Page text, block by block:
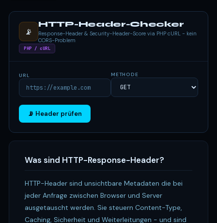
📡
HTTP-Header-Checker
Response-Header & Security-Header-Score via PHP cURL - kein
CORS-Problem
PHP / cURL
URL METHODE
📡 Header prüfen
Was sind HTTP-Response-Header?
HTTP-Header sind unsichtbare Metadaten die bei
jeder Anfrage zwischen Browser und Server
ausgetauscht werden. Sie steuern Content-Type,
Caching, Sicherheit und Weiterleitungen - und sind